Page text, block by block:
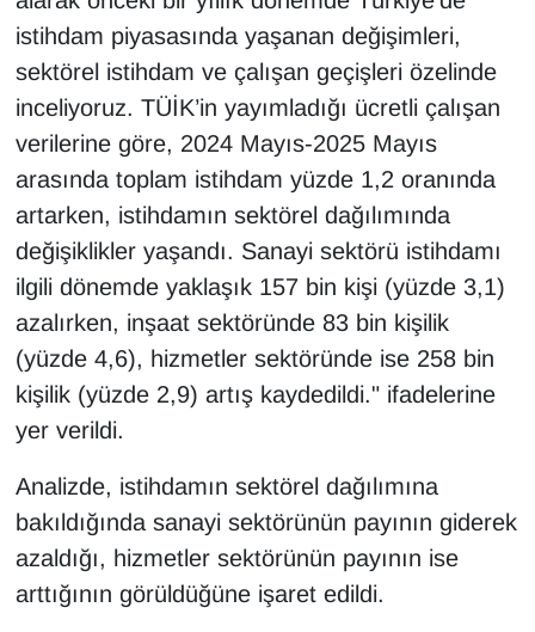
istihdam piyasasında yaşanan değişimleri,
sektörel istihdam ve çalışan geçişleri özelinde
inceliyoruz. TÜİK’in yayımladığı ücretli çalışan
verilerine göre, 2024 Mayıs-2025 Mayıs
arasında toplam istihdam yüzde 1,2 oranında
artarken, istihdamın sektörel dağılımında
değişiklikler yaşandı. Sanayi sektörü istihdamı
ilgili dönemde yaklaşık 157 bin kişi (yüzde 3,1)
azalırken, inşaat sektöründe 83 bin kişilik
(yüzde 4,6), hizmetler sektöründe ise 258 bin
kişilik (yüzde 2,9) artış kaydedildi." ifadelerine
yer verildi.
Analizde, istihdamın sektörel dağılımına
bakıldığında sanayi sektörünün payının giderek
azaldığı, hizmetler sektörünün payının ise
arttığının görüldüğüne işaret edildi.
Resmi İlanlar
RÖPORTAJ
SAĞLIK
Seri İlan
Sinema - TV
SİYASET
SPOR
TEKNOLOJİ
Turizm